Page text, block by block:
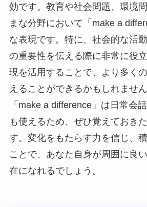
効です。教育や社会問題、環境
まな分野において「make a
な表現です。特に、社会的な活
の重要性を伝える際に非常に役
現を活用することで、より多く
えることができるかもしれませ
「make a difference」は日常会
も使えるため、ぜひ覚えておき
す。変化をもたらす力を信じ、
ことで、あなた自身が周囲に良
在になれるでしょう。